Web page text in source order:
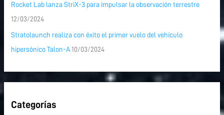
Rocket Lab lanza StriX-3 para impulsar la observación terrestre
12/03/2024
Stratolaunch realiza con éxito el primer vuelo del vehículo
hipersónico Talon-A 10/03/2024
Categorías